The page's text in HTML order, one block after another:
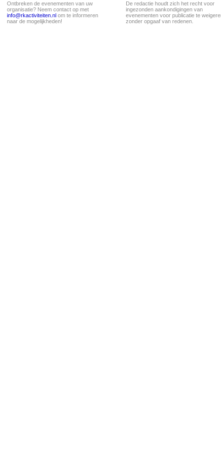
Ontbreken de evenementen van uw
organisatie? Neem contact op met
info@rkactiviteiten.nl om te informeren
naar de mogelijkheden!
De redactie houdt zich het recht voor
ingezonden aankondigingen van
evenementen voor publicatie te
zonder opgaaf van redenen.